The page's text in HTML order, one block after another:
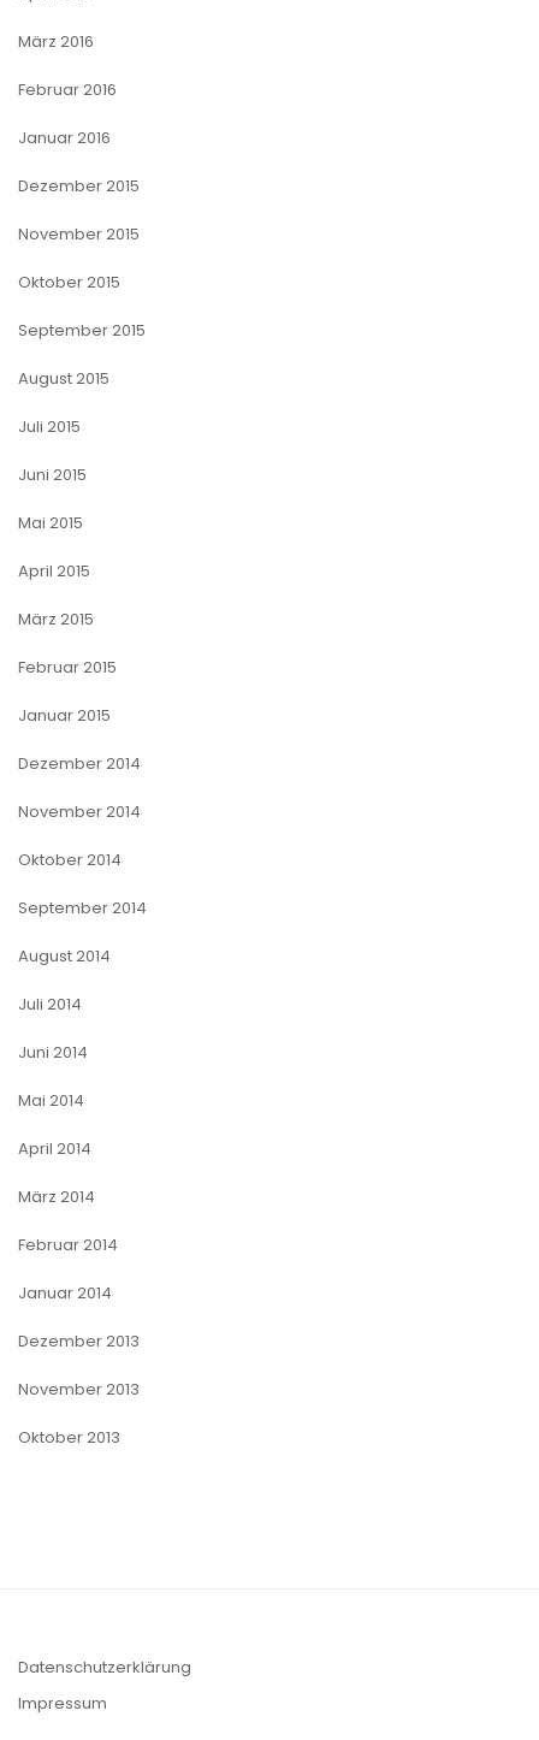
März 2016
Februar 2016
Januar 2016
Dezember 2015
November 2015
Oktober 2015
September 2015
August 2015
Juli 2015
Juni 2015
Mai 2015
April 2015
März 2015
Februar 2015
Januar 2015
Dezember 2014
November 2014
Oktober 2014
September 2014
August 2014
Juli 2014
Juni 2014
Mai 2014
April 2014
März 2014
Februar 2014
Januar 2014
Dezember 2013
November 2013
Oktober 2013
Datenschutzerklärung
Impressum